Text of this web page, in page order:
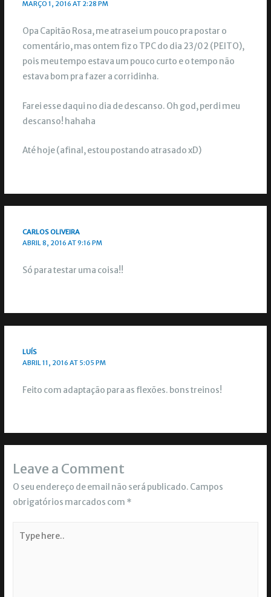
MARÇO 1, 2016 AT 2:28 PM
Opa Capitão Rosa, me atrasei um pouco pra postar o
comentário, mas ontem fiz o TPC do dia 23/02 (PEITO),
pois meu tempo estava um pouco curto e o tempo não
estava bom pra fazer a corridinha.
Farei esse daqui no dia de descanso. Oh god, perdi meu
descanso! hahaha
Até hoje (afinal, estou postando atrasado xD)
CARLOS OLIVEIRA
ABRIL 8, 2016 AT 9:16 PM
Só para testar uma coisa!!
LUÍS
ABRIL 11, 2016 AT 5:05 PM
Feito com adaptação para as flexões. bons treinos!
Leave a Comment
O seu endereço de email não será publicado. Campos
obrigatórios marcados com *